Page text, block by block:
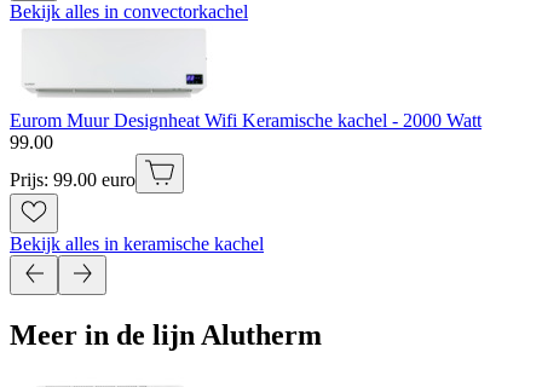
Bekijk alles in convectorkachel
Eurom Muur Designheat Wifi Keramische kachel - 2000 Watt
99.00
Prijs: 99.00 euro
Bekijk alles in keramische kachel
Meer in de lijn Alutherm